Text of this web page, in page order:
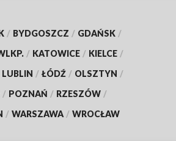
/ BYDGOSZCZ / GDAŃSK /
/ KATOWICE / KIELCE /
LUBLIN / ŁÓDŹ / OLSZTYN /
/ POZNAŃ / RZESZÓW /
/ WARSZAWA / WROCŁAW